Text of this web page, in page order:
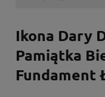
Ikona Dary
Pamiątka
Fundament